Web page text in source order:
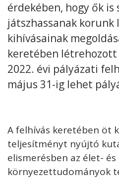
Kövess minket
RSS
érdekében, hogy ők is
játszhassanak korunk
kihívásainak
keretében
2022. évi pályázati
május 31-ig lehet
A felhívás keretében öt
teljesítményt nyújtó
elismerésben az élet- és
környezettudományok